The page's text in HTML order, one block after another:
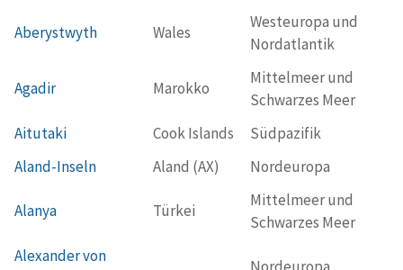
Aberystwyth Wales
Westeuropa und
Nordatlantik
Agadir Marokko
Mittelmeer und
Schwarzes Meer
Aitutaki
Cook Islands
Südpazifik
Aland-Inseln
Aland (AX) Nordeuropa
Alanya Türkei
Mittelmeer und
Schwarzes Meer
Alexander von